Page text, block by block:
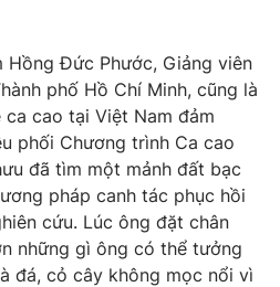
Podcast
Hồng Đức Phước, Giảng viên
phố Hồ Chí Minh, cũng là
cao tại Việt Nam đảm
phối Chương trình Ca cao
đã tìm một mảnh đất bạc
pháp canh tác phục hồi
cứu. Lúc ông đặt chân
những gì ông có thể tưởng
đá, cỏ cây không mọc nổi vì